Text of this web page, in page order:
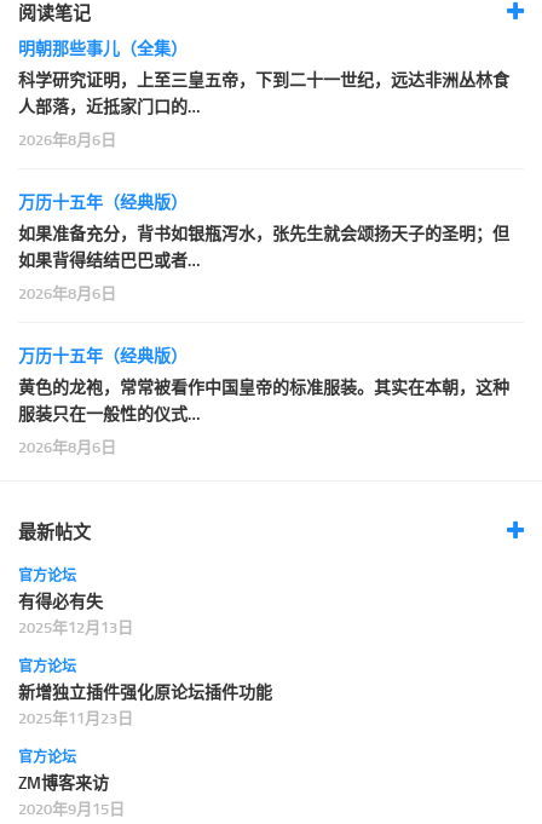
阅读笔记
明朝那些事儿（全集）
科学研究证明，上至三皇五帝，下到二十一世纪，远达非洲丛林食
人部落，近抵家门口的…
2026年8月6日
万历十五年（经典版）
如果准备充分，背书如银瓶泻水，张先生就会颂扬天子的圣明；但
如果背得结结巴巴或者…
2026年8月6日
万历十五年（经典版）
黄色的龙袍，常常被看作中国皇帝的标准服装。其实在本朝，这种
服装只在一般性的仪式…
2026年8月6日
最新帖文
官方论坛
有得必有失
2025年12月13日
官方论坛
新增独立插件强化原论坛插件功能
2025年11月23日
官方论坛
ZM博客来访
2020年9月15日